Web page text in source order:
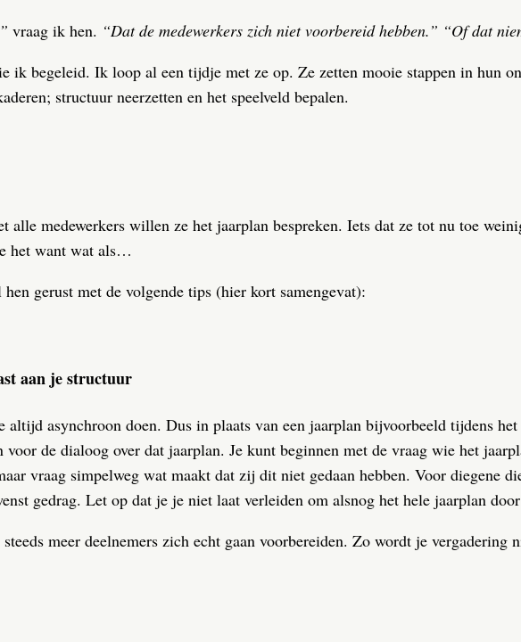
vraag ik hen. “Dat de medewerkers zich niet voorbereid hebben.” “Of dat
ik begeleid. Ik loop al een tijdje met ze op. Ze zetten mooie stappen in hun
structuur neerzetten en het speelveld bepalen.
alle medewerkers willen ze het jaarplan bespreken. Iets dat ze tot nu toe
het want wat als…
gerust met de volgende tips (hier kort samengevat):
aan je structuur
asynchroon doen. Dus in plaats van een jaarplan bijvoorbeeld tijdens
de dialoog over dat jaarplan. Je kunt beginnen met de vraag wie het
vraag simpelweg wat maakt dat zij dit niet gedaan hebben. Voor diegene
gedrag. Let op dat je je niet laat verleiden om alsnog het hele jaarplan
meer deelnemers zich echt gaan voorbereiden. Zo wordt je